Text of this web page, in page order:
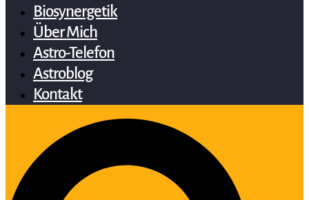
Biosynergetik
Über Mich
Astro-Telefon
Astroblog
Kontakt